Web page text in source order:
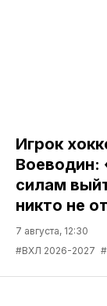
Игрок
Воеводин:
силам
никто не
7 августа, 12:30
#ВХЛ 2026-2027